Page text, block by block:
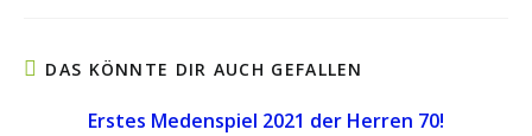
DAS KÖNNTE DIR AUCH GEFALLEN
Erstes Medenspiel 2021 der Herren 70!